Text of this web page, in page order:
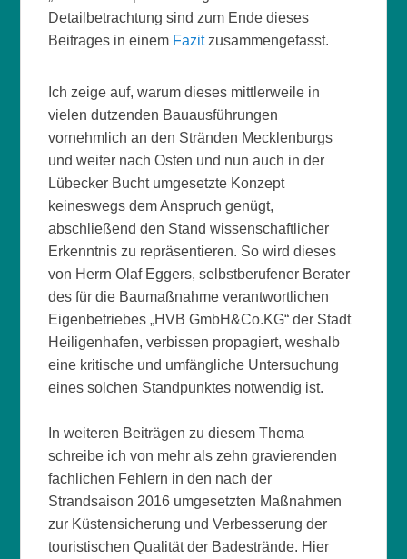
Detailbetrachtung sind zum Ende dieses
Beitrages in einem Fazitzusammengefasst.
Ich zeige auf, warum dieses mittlerweile in
vielen dutzenden Bauausführungen
vornehmlich an den Stränden Mecklenburgs
und weiter nach Osten und nun auch in der
Lübecker Bucht umgesetzte Konzept
keineswegs dem Anspruch genügt,
abschließend den Stand wissenschaftlicher
Erkenntnis zu repräsentieren. So wird dieses
von Herrn Olaf Eggers, selbstberufener Berater
des für die Baumaßnahme verantwortlichen
Eigenbetriebes „HVB GmbH&Co.KG“ der Stadt
Heiligenhafen, verbissen propagiert, weshalb
eine kritische und umfängliche Untersuchung
eines solchen Standpunktes notwendig ist.
In weiteren Beiträgen zu diesem Thema
schreibe ich von mehr als zehn gravierenden
fachlichen Fehlern in den nach der
Strandsaison 2016 umgesetzten Maßnahmen
zur Küstensicherung und Verbesserung der
touristischen Qualität der Badestrände. Hier